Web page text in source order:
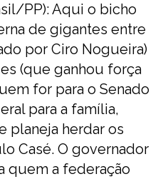
PP): Aqui o bicho
de gigantes entre
por Ciro Nogueira)
(que ganhou força
for para o Senado
para a família,
planeja herdar os
Casé. O governador
quem a federação